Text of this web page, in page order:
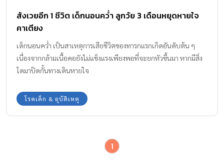
สังเวยอีก 1 ชีวิต เด็กนอนคว่ำ ลูกวัย 3 เดือนหยุดหายใจ
คาเตียง
เด็กนอนคว่ำ เป็นสาเหตุการเสียชีวิตของทารกแรกเกิดอันดับต้น ๆ
เนื่องจากกล้ามเนื้อคอยังไม่แข็งแรงเพียงพอที่จะยกหัวขึ้นมา หากมีสิ่ง
ใดมาปิดกั้นทางเดินหายใจ
โรคเด็ก & อุบัติเหตุ
1